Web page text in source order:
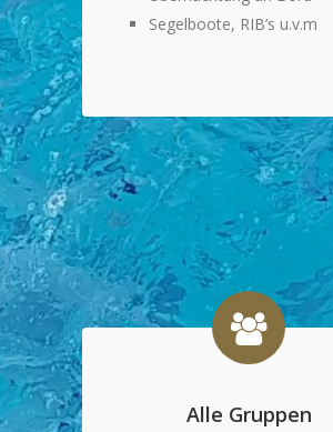
Segelboote, RIB’s u.v.m
Alle Gruppen